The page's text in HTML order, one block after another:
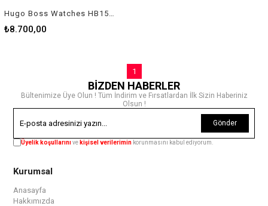
₺8.700,00
1
BİZDEN HABERLER
Bültenimize Üye Olun ! Tüm İndirim ve Fırsatlardan İlk Sizin Haberiniz
Olsun !
Gönder
Üyelik koşullarınıve kişisel verilerimin korunmasını kabul ediyorum.
Kurumsal
Anasayfa
Hakkımızda